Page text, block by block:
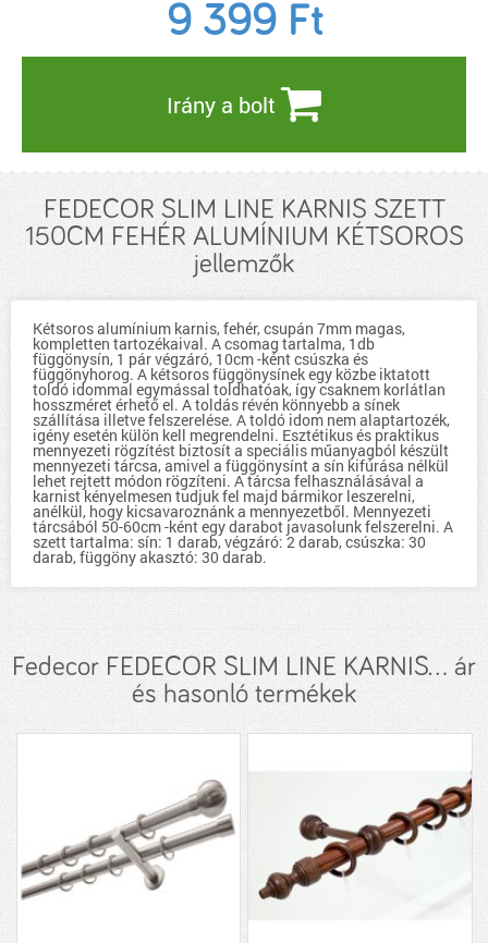
9 399 Ft
Irány a bolt
FEDECOR SLIM LINE KARNIS SZETT
150CM FEHÉR ALUMÍNIUM KÉTSOROS
jellemzők
Kétsoros alumínium karnis, fehér, csupán 7mm magas,
kompletten tartozékaival. A csomag tartalma, 1db
függönysín, 1 pár végzáró, 10cm -ként csúszka és
függönyhorog. A kétsoros függönysínek egy közbe iktatott
toldó idommal egymással toldhatóak, így csaknem korlátlan
hosszméret érhető el. A toldás révén könnyebb a sínek
szállítása illetve felszerelése. A toldó idom nem alaptartozék,
igény esetén külön kell megrendelni. Esztétikus és praktikus
mennyezeti rögzítést biztosít a speciális műanyagból készült
mennyezeti tárcsa, amivel a függönysínt a sín kifúrása nélkül
lehet rejtett módon rögzíteni. A tárcsa felhasználásával a
karnist kényelmesen tudjuk fel majd bármikor leszerelni,
anélkül, hogy kicsavaroznánk a mennyezetből. Mennyezeti
tárcsából 50-60cm -ként egy darabot javasolunk felszerelni. A
szett tartalma: sín: 1 darab, végzáró: 2 darab, csúszka: 30
darab, függöny akasztó: 30 darab.
Fedecor FEDECOR SLIM LINE KARNIS... ár
és hasonló termékek